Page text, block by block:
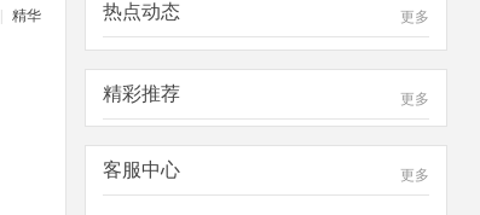
精华 更多
热点动态
更多
精彩推荐
更多
客服中心